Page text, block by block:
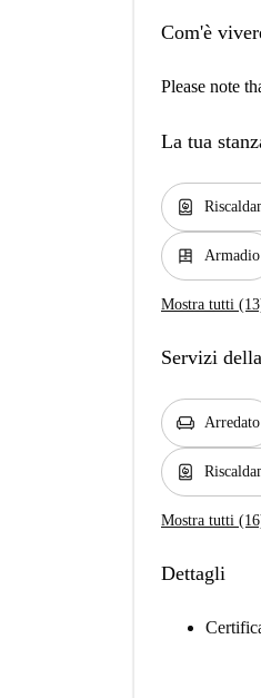
Com'è
Please note
La tua
water_heater
dresser Armadio
Mostra tutti
Servizi
chair Arredato
water_heater
Mostra tutti
Dettagli